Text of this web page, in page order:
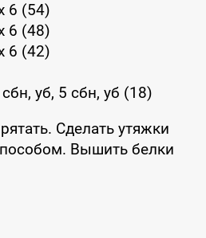
6 (54)
6 (48)
6 (42)
уб, 5 сбн, уб (18)
Сделать утяжки
Вышить белки